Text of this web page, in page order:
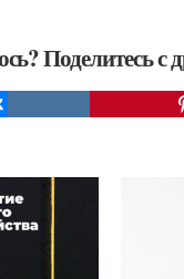
Поделитесь с